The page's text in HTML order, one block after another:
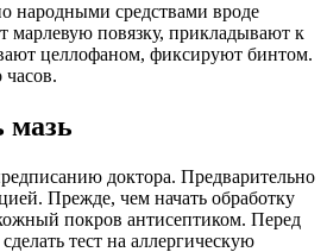
народными средствами вроде
марлевую повязку, прикладывают к
целлофаном, фиксируют бинтом.
часов.
мазь
доктора. Предварительно
Прежде, чем начать обработку
покров антисептиком. Перед
тест на аллергическую